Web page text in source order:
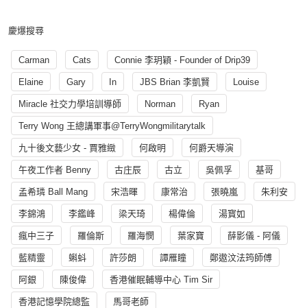
慶爆搜尋
Carman Cats Connie 李玥穎 - Founder of Drip39
Elaine Gary In JBS Brian 李凱賢 Louise
Miracle 社交力學培訓導師 Norman Ryan
Terry Wong 王總講軍事@TerryWongmilitarytalk
九十後文藝少女 - 賈雅緻 何啟明 何爵天導演
午夜工作者 Benny 古庄辰 古立 吳佩孚 基哥
孟希璘 Ball Mang 宋浩暉 康常治 張曉嵐 朱利安
李錦鴻 李鑑峰 梁天琦 楊偉倫 湯寳如
瘋中三子 羅倫斯 羅海憫 葉家寶 薛影儀 - 阿儀
藍精靈 蝌蚪 許莎朗 譚雁瞳 鄭遨汶法筠師傅
阿銀 陳俊偉 香港催眠輔導中心 Tim Sir
香港記憶學院總監 馬哥老師